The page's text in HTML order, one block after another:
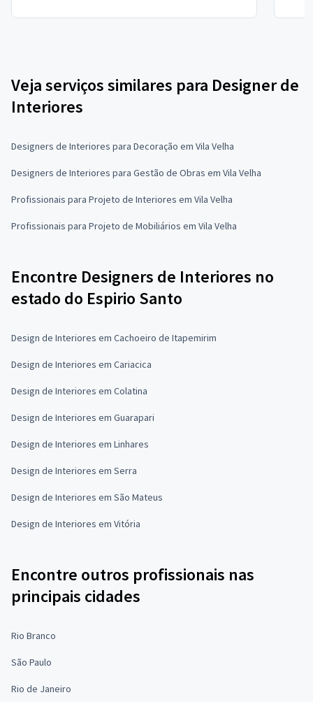
Veja serviços similares para Designer de
Interiores
Designers de Interiores para Decoração em Vila Velha
Designers de Interiores para Gestão de Obras em Vila Velha
Profissionais para Projeto de Interiores em Vila Velha
Profissionais para Projeto de Mobiliários em Vila Velha
Encontre Designers de Interiores no
estado do Espirio Santo
Design de Interiores em Cachoeiro de Itapemirim
Design de Interiores em Cariacica
Design de Interiores em Colatina
Design de Interiores em Guarapari
Design de Interiores em Linhares
Design de Interiores em Serra
Design de Interiores em São Mateus
Design de Interiores em Vitória
Encontre outros profissionais nas
principais cidades
Rio Branco
São Paulo
Rio de Janeiro